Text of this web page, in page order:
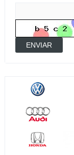
ENVIAR